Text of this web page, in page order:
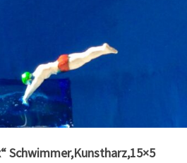
Schwimmer,Kunstharz,15×5